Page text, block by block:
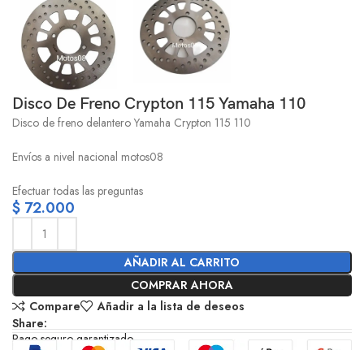
Disco De Freno Crypton 115 Yamaha 110
Disco de freno delantero Yamaha Crypton 115 110
Envíos a nivel nacional motos08
Efectuar todas las preguntas
$ 72.000
AÑADIR AL CARRITO
COMPRAR AHORA
Compare
Añadir a la lista de deseos
Share:
Pago seguro garantizado